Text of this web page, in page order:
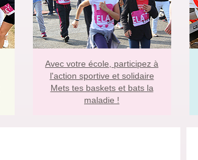
Avec votre école, participez à
l'action sportive et solidaire
Mets tes baskets et bats la
maladie !